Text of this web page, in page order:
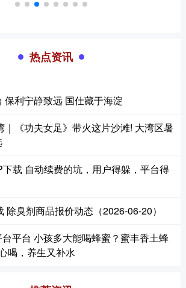
热点资讯
保利宁静致远 国仕藏于海淀
｜《功夫女足》带火这片沙滩! 大湾区暑
载 自动续费的坑，用户得躲，平台得
除臭剂商品报价动态（2026-06-20）
平台 小孩多大能喝蜂蜜？蜜丰香土蜂
喝，养生又补水